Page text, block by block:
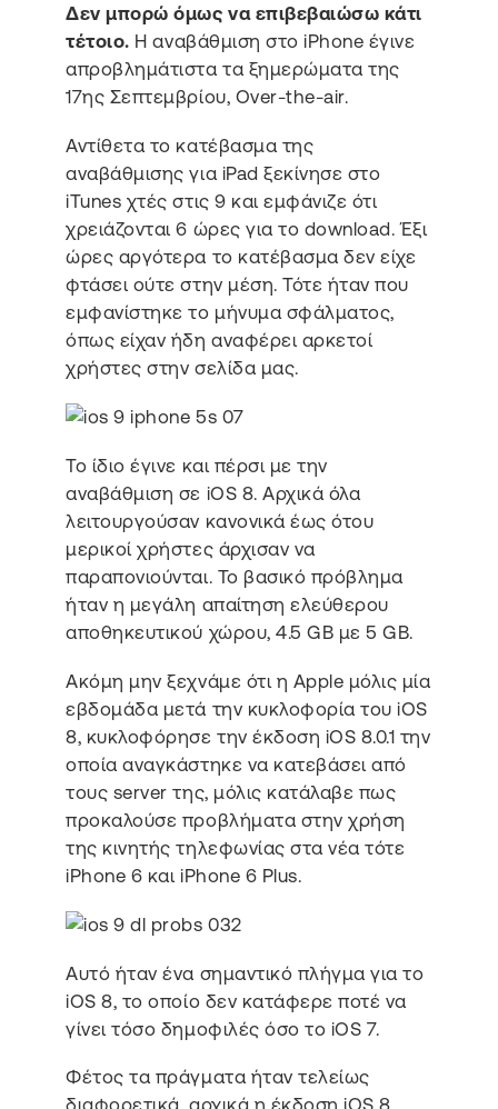
Δεν μπορώ όμως να επιβεβαιώσω κάτι
τέτοιο. Η αναβάθμιση στο iPhone έγινε
απροβλημάτιστα τα ξημερώματα της
17ης Σεπτεμβρίου, Over-the-air.
Αντίθετα το κατέβασμα της
αναβάθμισης για iPad ξεκίνησε στο
iTunes χτές στις 9 και εμφάνιζε ότι
χρειάζονται 6 ώρες για το download. Έξι
ώρες αργότερα το κατέβασμα δεν είχε
φτάσει ούτε στην μέση. Τότε ήταν που
εμφανίστηκε το μήνυμα σφάλματος,
όπως είχαν ήδη αναφέρει αρκετοί
χρήστες στην σελίδα μας.
Το ίδιο έγινε και πέρσι με την
αναβάθμιση σε iOS 8. Αρχικά όλα
λειτουργούσαν κανονικά έως ότου
μερικοί χρήστες άρχισαν να
παραπονιούνται. Το βασικό πρόβλημα
ήταν η μεγάλη απαίτηση ελεύθερου
αποθηκευτικού χώρου, 4.5 GB με 5 GB.
Ακόμη μην ξεχνάμε ότι η Apple μόλις μία
εβδομάδα μετά την κυκλοφορία του iOS
8, κυκλοφόρησε την έκδοση iOS 8.0.1 την
οποία αναγκάστηκε να κατεβάσει από
τους server της, μόλις κατάλαβε πως
προκαλούσε προβλήματα στην χρήση
της κινητής τηλεφωνίας στα νέα τότε
iPhone 6 και iPhone 6 Plus.
Αυτό ήταν ένα σημαντικό πλήγμα για το
iOS 8, το οποίο δεν κατάφερε ποτέ να
γίνει τόσο δημοφιλές όσο το iOS 7.
Φέτος τα πράγματα ήταν τελείως